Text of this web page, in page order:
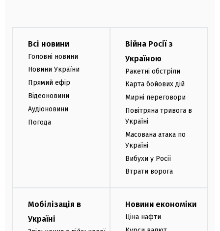
Всі новини
Головні новини
Новини України
Прямий ефір
Відеоновини
Аудіоновини
Погода
Війна Росії з
Україною
Ракетні обстріли
Карта бойових дій
Мирні переговори
Повітряна тривога в
Україні
Масована атака по
Україні
Вибухи у Росії
Втрати ворога
Мобілізація в
Україні
Новини економіки
Ціна нафти